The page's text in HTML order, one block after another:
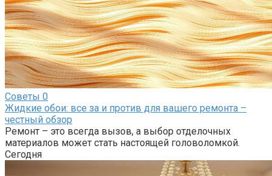
Советы 0
Жидкие обои: все за и против для вашего ремонта –
честный обзор
Ремонт – это всегда вызов, а выбор отделочных
материалов может стать настоящей головоломкой.
Сегодня